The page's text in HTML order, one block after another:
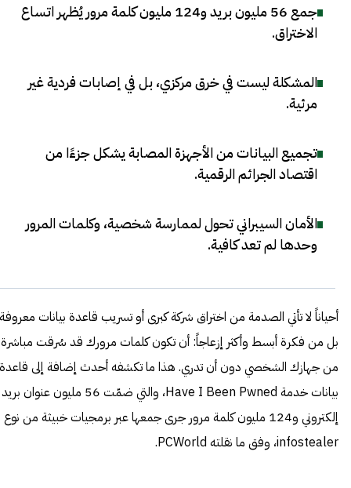
جمع 56 مليون بريد و124 مليون كلمة مرور يُظهر اتساع
الاختراق.
المشكلة ليست في خرق مركزي، بل في إصابات فردية غير
مرئية.
تجميع البيانات من الأجهزة المصابة يشكل جزءًا من
اقتصاد الجرائم الرقمية.
الأمان السيبراني تحول لممارسة شخصية، وكلمات المرور
وحدها لم تعد كافية.
أحياناً لا تأتي الصدمة من اختراق شركة كبرى أو تسريب قاعدة بيانات
بل من فكرة أبسط وأكثر إزعاجاً: أن تكون كلمات مرورك قد سُرقت مباشرة
من جهازك الشخصي دون أن تدري. هذا ما تكشفه أحدث إضافة إلى قاعدة
بيانات خدمة Have I Been Pwned، والتي ضمّت 56 مليون عنوان بريد
إلكتروني و124 مليون كلمة مرور جرى جمعها عبر برمجيات خبيثة من نوع
infostealer، وفق ما نقلته PCWorld.